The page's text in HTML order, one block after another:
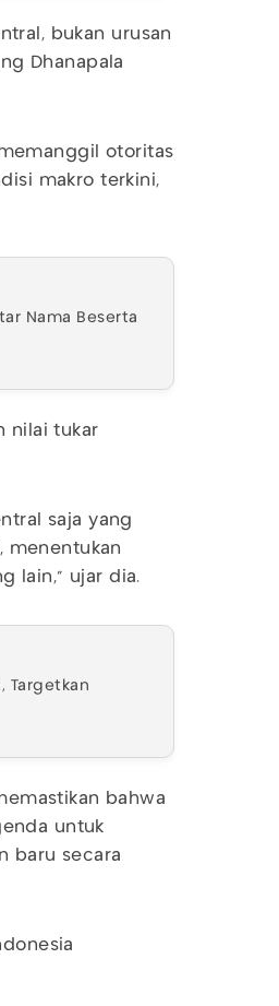
bukan urusan
Dhanapala
memanggil otoritas
makro terkini,
Nama Beserta
nilai tukar
saja yang
menentukan
lain," ujar dia.
Targetkan
bahwa
untuk
baru secara